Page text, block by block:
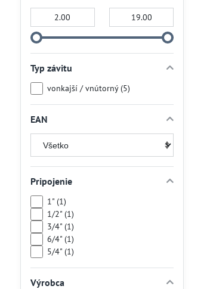
Typ závitu
vonkajší / vnútorný (5)
EAN
Pripojenie
1" (1)
1/2" (1)
3/4" (1)
6/4" (1)
5/4" (1)
Výrobca